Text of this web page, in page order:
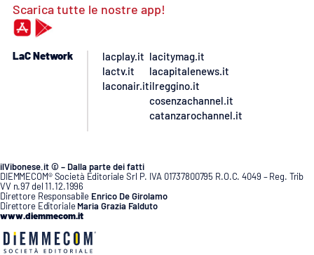
Scarica tutte le nostre app!
LaC Network
lacplay.it
lactv.it
laconair.it
lacitymag.it
lacapitalenews.it
ilreggino.it
cosenzachannel.it
catanzarochannel.it
ilVibonese.it © – Dalla parte dei fatti
DIEMMECOM® Società Editoriale Srl P. IVA 01737800795 R.O.C. 4049 – Reg. Trib
VV n.97 del 11.12.1996
Direttore Responsabile Enrico De Girolamo
Direttore Editoriale Maria Grazia Falduto
www.diemmecom.it